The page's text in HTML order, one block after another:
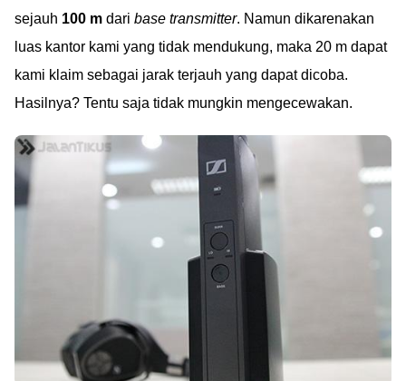
sejauh 100 m dari base transmitter. Namun dikarenakan
luas kantor kami yang tidak mendukung, maka 20 m dapat
kami klaim sebagai jarak terjauh yang dapat dicoba.
Hasilnya? Tentu saja tidak mungkin mengecewakan.